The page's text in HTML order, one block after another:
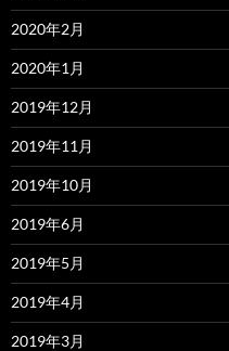
2020年2月
2020年1月
2019年12月
2019年11月
2019年10月
2019年6月
2019年5月
2019年4月
2019年3月